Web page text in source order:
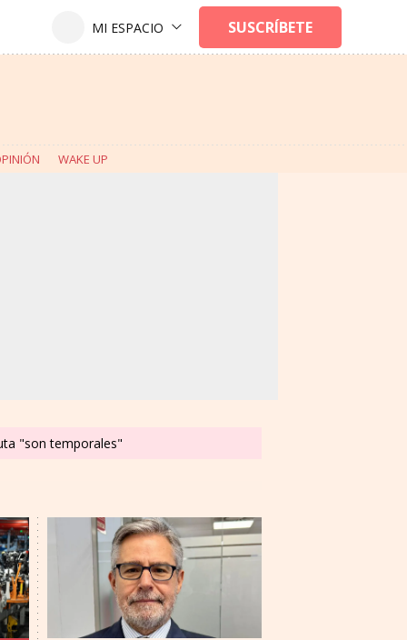
WAKE UP
"son temporales"